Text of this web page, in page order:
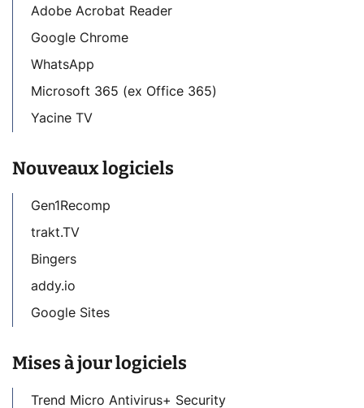
Adobe Acrobat Reader
Google Chrome
WhatsApp
Microsoft 365 (ex Office 365)
Yacine TV
Nouveaux logiciels
Gen1Recomp
trakt.TV
Bingers
addy.io
Google Sites
Mises à jour logiciels
Trend Micro Antivirus+ Security